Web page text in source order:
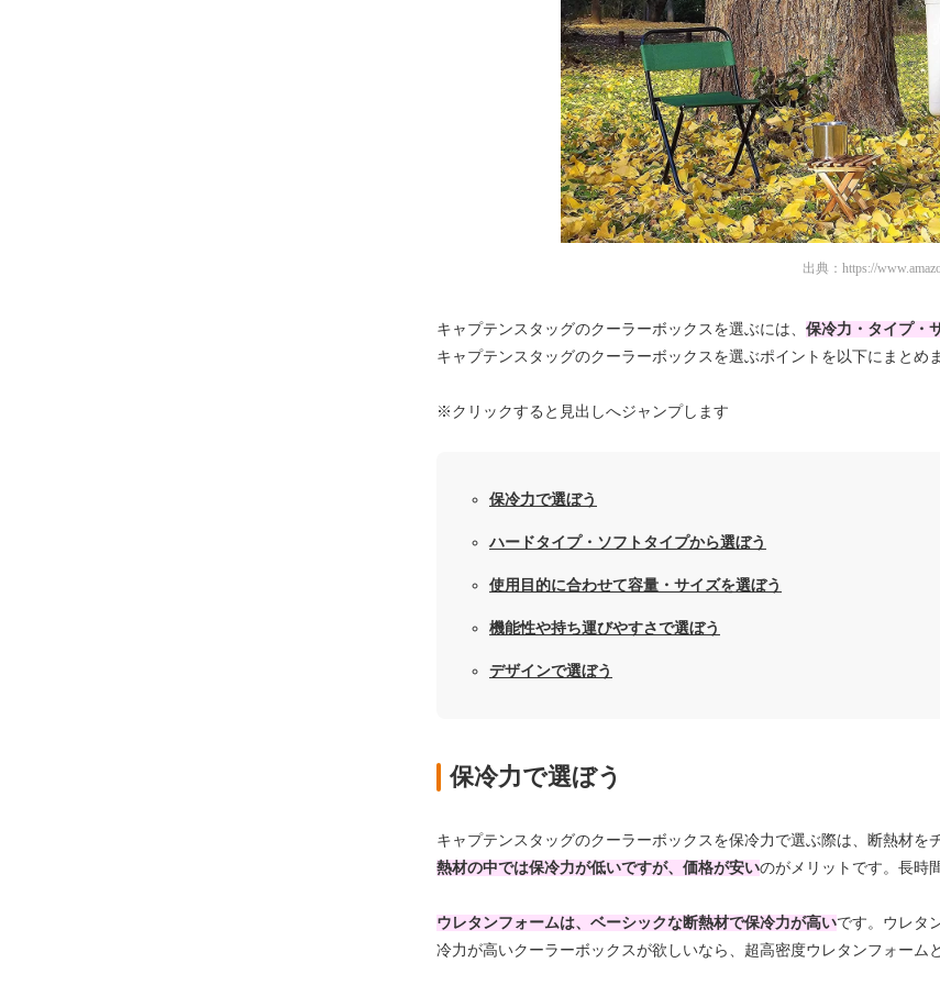
出典： https://
キャプテンスタッグのクーラーボックスを選ぶには、 保冷力・タイプ・
キャプテンスタッグのクーラーボックスを選ぶポイントを以下にまとめ
※クリックすると見出しへジャンプします
保冷力で選ぼう
ハードタイプ・ソフトタイプから選ぼう
使用目的に合わせて容量・サイズを選ぼう
機能性や持ち運びやすさで選ぼう
デザインで選ぼう
保冷力で選ぼう
キャプテンスタッグのクーラーボックスを保冷力で選ぶ際は、断熱材を
熱材の中では保冷力が低いですが、価格が安いのがメリットです。長時
ウレタンフォームは、ベーシックな断熱材で保冷力が高いです。ウレタ
冷力が高いクーラーボックスが欲しいなら、超高密度ウレタンフォーム